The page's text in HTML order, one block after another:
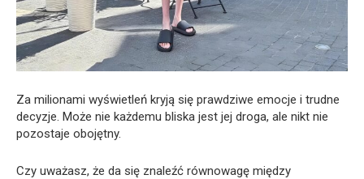
Za milionami wyświetleń kryją się prawdziwe emocje i trudne
decyzje. Może nie każdemu bliska jest jej droga, ale nikt nie
pozostaje obojętny.
Czy uważasz, że da się znaleźć równowagę między